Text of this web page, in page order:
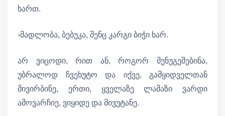
ხართ.
-მადლობა, ბებუკა, შენც კარგი ბიჭი ხარ.
არ ვიცოდი, რით ან, როგორ მენუგეშებინა,
უბრალოდ ჩვეხუტო და იქვე, გამყიდველთან
მივირბინე, ერთი, ყველაზე ლამაზი ვარდი
ამოვარჩიე, ვიყიდე და მივუტანე.